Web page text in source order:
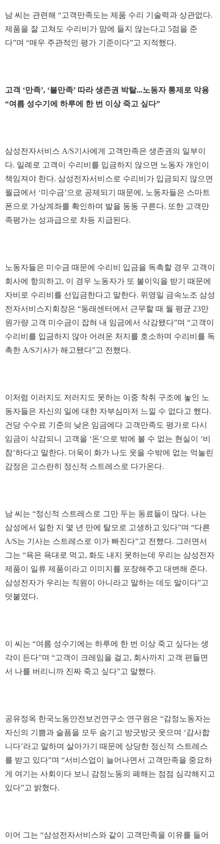
남 씨는 관련해 “고객만족도는 제품 수리 기술력과 상관없다.
제품을 잘 고쳐도 수리비가 맘에 들지 않는다고 5점을 준
다”며 “매우 주관적인 평가 기준이다”고 지적했다.
고객 ‘만족’, ‘불만족’ 따라 생존권 박탈...노동자 통제로 악용
“여름 성수기에 하루에 한 번 이상 죽고 싶다”
삼성전자서비스 A/S기사에게 고객만족은 생존권의 일부이
다. 일례로 고객이 수리비를 입금하지 않으면 노동자 개인이
책임져야 한다. 삼성전자서비스로 수리비가 입금되지 않으면
월급에서 ‘미수금’으로 공제되기 때문에, 노동자들은 스마트
폰으로 가상계좌를 확인하며 발을 동동 구른다. 또한 고객만
족평가는 성과급으로 차등 지급된다.
노동자들은 미수금 때문에 수리비 입금을 독촉할 경우 고객이
회사에 항의하고, 이 경우 노동자가 또 불이익을 받기 때문에
자비로 수리비를 선입금한다고 말한다. 위영일 금속노조 삼성
전자서비스지회장은 “동래센터에서 근무할 때 월 평균 23만
원가량 고객 미수금이 잡혀 내 임금에서 삭감됐다”며 “고객이
수리비를 입금하지 않아 어려운 처지를 호소하며 수리비를 독
촉한 A/S기사가 해고됐다”고 전했다.
이처럼 이러지도 저러지도 못하는 이중 착취 구조에 놓인 노
동자들은 자신의 일에 대한 자부심마저 느낄 수 없다고 했다.
건당 수수료 기준의 낮은 임금에다 고객만족도 평가로 다시
임금이 삭감되니 고객을 ‘돈’으로 밖에 볼 수 없는 현실이 ‘비
참’하다고 말한다. 더욱이 화가 나도 웃을 수밖에 없는 억눌린
감정은 고스란히 정신적 스트레스로 다가온다.
남 씨는 “정신적 스트레스로 그만 두는 동료들이 많다. 나는
삼성에서 일한 지 몇 년 만에 탈모로 고생하고 있다”며 “다른
A/S는 기사는 스트레스로 이가 빠진다”고 전했다. 그러면서
그는 “욕은 욕대로 먹고, 화도 내지 못하는데 우리는 삼성전자
제품이 일류 제품이라고 이미지를 포장해주고 대변해 준다.
삼성전자가 우리는 직원이 아니라고 말하는 데도 말이다”고
덧붙였다.
이 씨는 “여름 성수기에는 하루에 한 번 이상 죽고 싶다는 생
각이 든다”며 “고객이 크레임을 걸고, 회사까지 고객 편들면
서 나를 버리니까 진짜 죽고 싶다”고 말했다.
공유정옥 한국노동안전보건연구소 연구원은 “감정노동자는
자신의 기쁨과 슬픔을 모두 숨기고 방긋방긋 웃으며 ‘감사합
니다’라고 말하며 살아가기 때문에 상당한 정신적 스트레스
를 받고 있다”며 “서비스업이 늘어나면서 고객만족을 중요하
게 여기는 사회이다 보니 감정노동의 폐해는 점점 심각해지고
있다”고 밝혔다.
이어 그는 “삼성전자서비스와 같이 고객만족을 이유를 들어